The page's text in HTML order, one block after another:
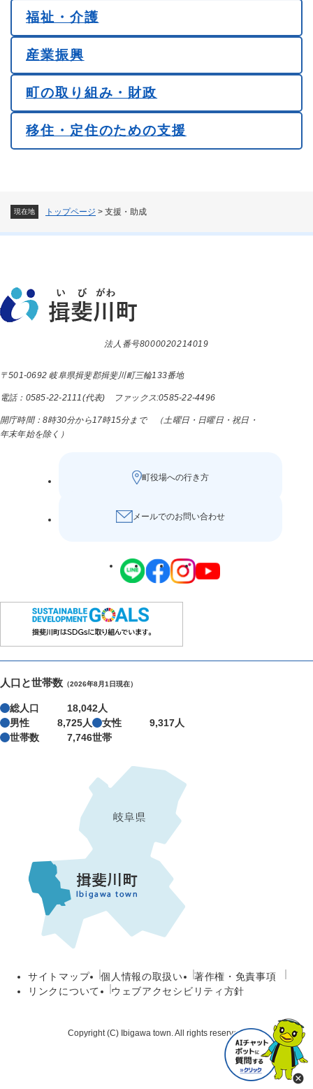
現在地 トップページ > 支援・助成
福祉・介護
産業振興
町の取り組み・財政
移住・定住のための支援
法人番号8000020214019
〒501-0692 岐阜県揖斐郡揖斐川町三輪133番地
電話：0585-22-2111(代表) ファックス:0585-22-4496
開庁時間：8時30分から17時15分まで （土曜日・日曜日・祝日・
年末年始を除く）
町役場への行き方
メールでのお問い合わせ
人口と世帯数 （2026年8月1日現在）
総人口
18,042人
男性
8,725人 女性
9,317人
世帯数
7,746世帯
サイトマップ 個人情報の取扱い
著作権・免責事項
リンクについて
ウェブアクセシビリティ方針
Copyright (C) Ibigawa town. All rights reserved.